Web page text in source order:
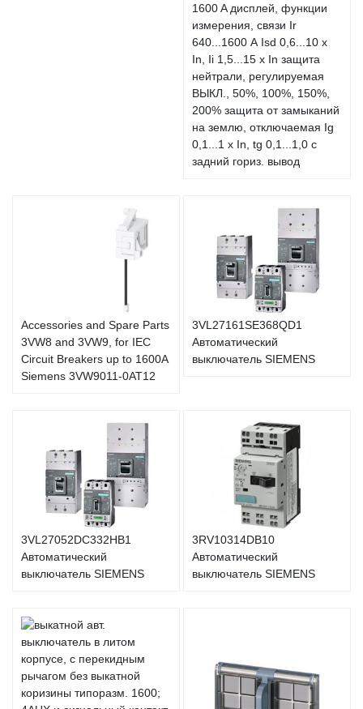
1600 A дисплей, функции
измерения, связи Ir
640...1600 А Isd 0,6...10 x
In, Ii 1,5...15 x In защита
нейтрали, регулируемая
ВЫКЛ., 50%, 100%, 150%,
200% защита от замыканий
на землю, отключаемая Ig
0,1...1 x In, tg 0,1...1,0 с
задний гориз. вывод
Accessories and Spare Parts
3VW8 and 3VW9, for IEC
Circuit Breakers up to 1600A
Siemens 3VW9011-0AT12
3VL27161SE368QD1
Автоматический
выключатель SIEMENS
3VL27052DC332HB1
Автоматический
выключатель SIEMENS
3RV10314DB10
Автоматический
выключатель SIEMENS